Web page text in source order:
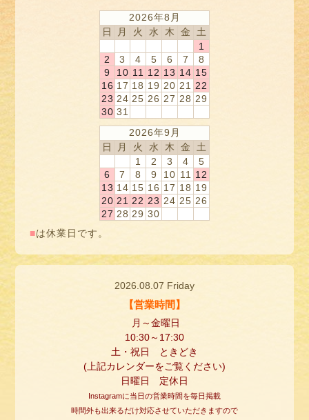
2026年8月
日
月 火 水 木 金
土
1
2
3 4 5 6 7
8
9
10 11 12 13 14 15
16 17 18 19 20 21
22
23 24 25 26 27 28 29
30 31
2026年9月
日
月 火 水 木 金
土
1
2 3 4
5
6
7 8 9 10 11
12
13 14 15 16 17 18 19
20 21 22 23 24 25 26
27 28 29 30
■は休業日です。
2026.08.07 Friday
【営業時間】
月～金曜日
10:30～ 17:30
土・祝日 ときどき
( 上記カレンダーをご覧ください)
日曜日 定休日
Instagramに当日の営業時間を毎日掲載
時間外も出来るだけ対応させていただきますので